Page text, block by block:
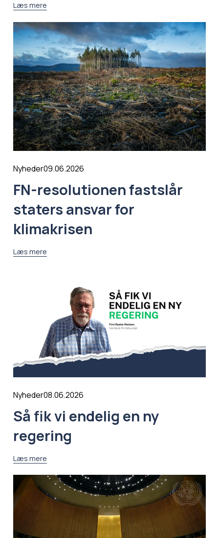
Læs mere
Nyheder09.06.2026
FN-resolutionen fastslår
staters ansvar for
klimakrisen
Læs mere
Nyheder08.06.2026
Så fik vi endelig en ny
regering
Læs mere